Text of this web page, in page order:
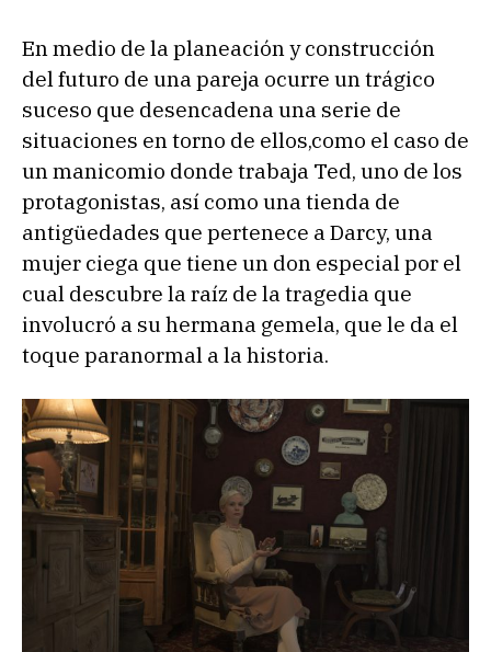
En medio de la planeación y construcción
del futuro de una pareja ocurre un trágico
suceso que desencadena una serie de
situaciones en torno de ellos,como el caso de
un manicomio donde trabaja Ted, uno de los
protagonistas, así como una tienda de
antigüedades que pertenece a Darcy, una
mujer ciega que tiene un don especial por el
cual descubre la raíz de la tragedia que
involucró a su hermana gemela, que le da el
toque paranormal a la historia.